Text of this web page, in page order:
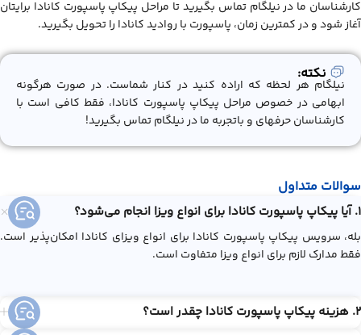
کارشناسان ما در نیلگام تماس بگیرید تا مراحل پیکاپ پاسپورت کانادا برایتان
آغاز شود و در کمترین زمان، پاسپورت با روادید کانادا را تحویل بگیرید.
نکته:
نیلگام هر لحظه که اراده کنید در کنار شماست. در صورت هرگونه
ابهامی در خصوص مراحل پیکاپ پاسپورت کانادا، فقط کافی است با
کارشناسان حرفهای و باتجربه ما در نیلگام تماس بگیرید!
سوالات متداول
1. آیا پیکاپ پاسپورت کانادا برای انواع ویزا انجام می‌شود؟
بله، سرویس پیکاپ پاسپورت کانادا برای انواع ویزای کانادا امکان‌پذیر است.
فقط مدارک لازم برای انواع ویزا متفاوت است.
2. هزینه پیکاپ پاسپورت کانادا چقدر است؟